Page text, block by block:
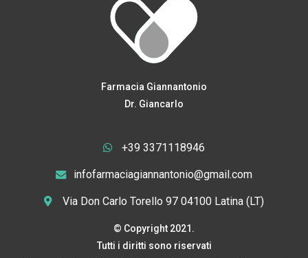
Farmacia Giannantonio
Dr. Giancarlo
+39 3371118946
infofarmaciagiannantonio@gmail.com
Via Don Carlo Torello 97 04100 Latina (LT)
© Copyright 2021.
Tutti i diritti sono riservati